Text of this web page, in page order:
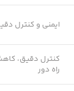
ایمنی و کنترل
کنترل دقیق،
راه دور